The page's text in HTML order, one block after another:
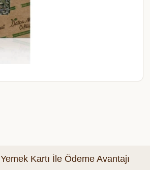
Yemek Kartı İle Ödeme Avantajı